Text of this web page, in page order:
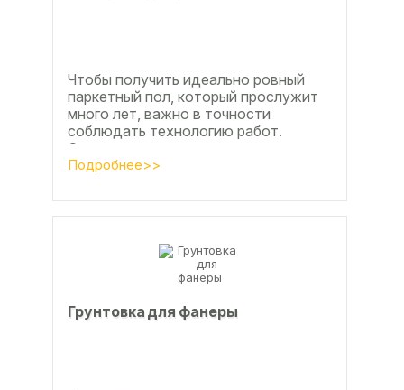
Чтобы получить идеально ровный
паркетный пол, который прослужит
много лет, важно в точности
соблюдать технологию работ.
Сегодня одним из самых простых и
эффективных методов считается...
Подробнее>>
Грунтовка для фанеры